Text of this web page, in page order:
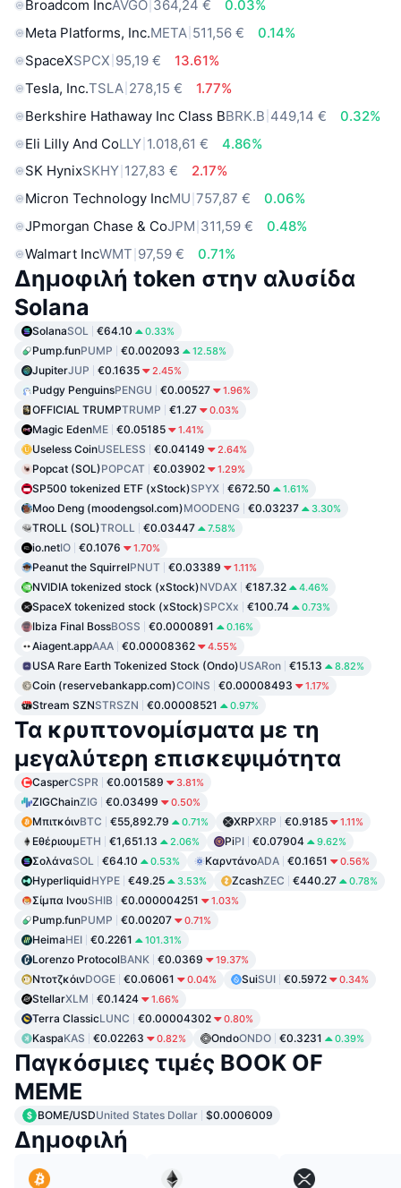
Broadcom IncAVGO 364,24 €
0.03%
Meta Platforms, Inc.META 511,56 €
0.14%
SpaceXSPCX 95,19 €
13.61%
Tesla, Inc.TSLA 278,15 €
1.77%
Berkshire Hathaway Inc Class BBRK.B 449,14 €
0.32%
Eli Lilly And CoLLY 1.018,61 €
4.86%
SK HynixSKHY 127,83 €
2.17%
Micron Technology IncMU 757,87 €
0.06%
JPmorgan Chase & CoJPM 311,59 €
0.48%
Walmart IncWMT 97,59 € 0.71%
Δημοφιλή token στην αλυσίδα
Solana
SolanaSOL €64.10 0.33%
Pump.funPUMP €0.002093 12.58%
JupiterJUP €0.1635 2.45%
Pudgy PenguinsPENGU €0.00527 1.96%
OFFICIAL TRUMPTRUMP €1.27 0.03%
Magic EdenME €0.05185 1.41%
Useless CoinUSELESS €0.04149 2.64%
Popcat (SOL)POPCAT €0.03902 1.29%
SP500 tokenized ETF (xStock)SPYX €672.50 1.61%
Moo Deng (moodengsol.com)MOODENG €0.03237 3.30%
TROLL (SOL)TROLL €0.03447 7.58%
io.netIO €0.1076 1.70%
Peanut the SquirrelPNUT €0.03389 1.11%
NVIDIA tokenized stock (xStock)NVDAX €187.32 4.46%
SpaceX tokenized stock (xStock)SPCXx €100.74 0.73%
Ibiza Final BossBOSS €0.0000891 0.16%
Aiagent.appAAA €0.00008362 4.55%
USA Rare Earth Tokenized Stock (Ondo)USARon €15.13 8.82%
Coin (reservebankapp.com)COINS €0.00008493 1.17%
Stream SZNSTRSZN €0.00008521 0.97%
Τα κρυπτονομίσματα με τη
μεγαλύτερη επισκεψιμότητα
CasperCSPR €0.001589 3.81%
ZIGChainZIG €0.03499 0.50%
ΜπιτκόινBTC €55,892.79 0.71% XRPXRP €0.9185 1.11%
ΕθέριουμETH €1,651.13 2.06% PiPI €0.07904 9.62%
ΣολάναSOL €64.10 0.53% ΚαρντάνοADA €0.1651 0.56%
HyperliquidHYPE €49.25 3.53% ZcashZEC €440.27 0.78%
Σίμπα ΙνουSHIB €0.000004251 1.03%
Pump.funPUMP €0.00207 0.71%
HeimaHEI €0.2261 101.31%
Lorenzo ProtocolBANK €0.0369 19.37%
ΝτοτζκόινDOGE €0.06061 0.04% SuiSUI €0.5972 0.34%
StellarXLM €0.1424 1.66%
Terra ClassicLUNC €0.00004302 0.80%
KaspaKAS €0.02263 0.82% OndoONDO €0.3231 0.39%
Παγκόσμιες τιμές BOOK OF
MEME
BOME/USDUnited States Dollar $0.0006009
Δημοφιλή